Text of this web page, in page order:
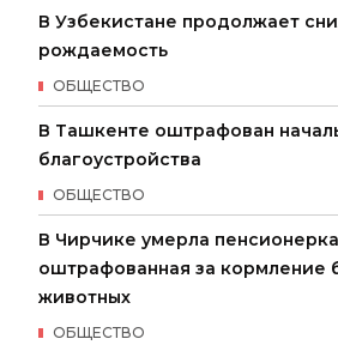
В Узбекистане продолжает
рождаемость
ОБЩЕСТВО
В Ташкенте оштрафован
благоустройства
ОБЩЕСТВО
В Чирчике умерла
оштрафованная за кормление
животных
ОБЩЕСТВО